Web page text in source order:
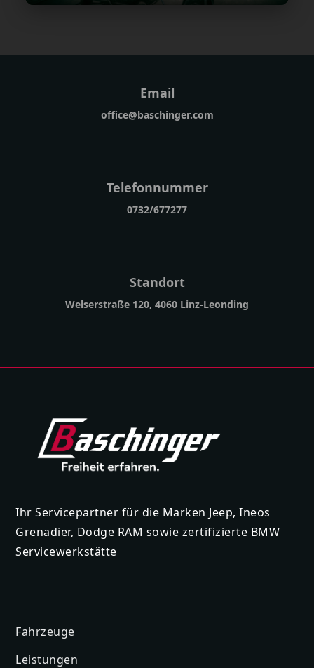
Email
office@baschinger.com
Telefonnummer
0732/677277
Standort
Welserstraße 120, 4060 Linz-Leonding
Ihr Servicepartner für die Marken Jeep, Ineos
Grenadier, Dodge RAM sowie zertifizierte BMW
Servicewerkstätte
Fahrzeuge
Leistungen